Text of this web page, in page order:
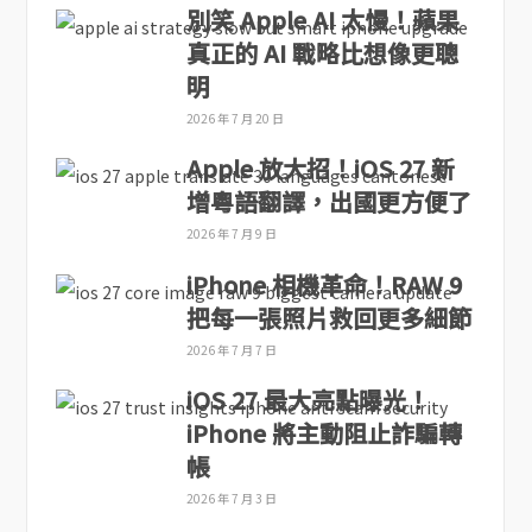
別笑 Apple AI 太慢！蘋果
真正的 AI 戰略比想像更聰
明
2026 年 7 月 20 日
Apple 放大招！iOS 27 新
增粵語翻譯，出國更方便了
2026 年 7 月 9 日
iPhone 相機革命！RAW 9
把每一張照片救回更多細節
2026 年 7 月 7 日
iOS 27 最大亮點曝光！
iPhone 將主動阻止詐騙轉
帳
2026 年 7 月 3 日